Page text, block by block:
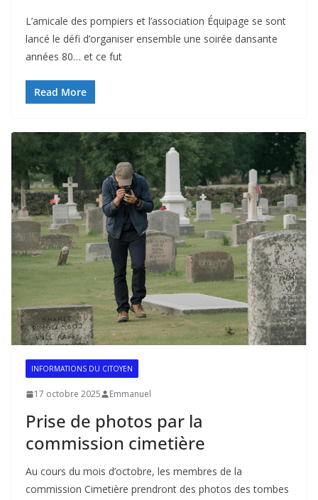
L’amicale des pompiers et l’association Équipage se sont
lancé le défi d’organiser ensemble une soirée dansante
années 80… et ce fut
Read More
INFORMATIONS DU CITOYEN
17 octobre 2025 Emmanuel
Prise de photos par la
commission cimetière
Au cours du mois d’octobre, les membres de la
commission Cimetière prendront des photos des tombes